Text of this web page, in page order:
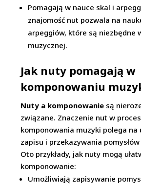
Pomagają w nauce skal i
znajomość nut pozwala na
arpeggiów, które są niezbędne
muzycznej.
Jak nuty pomagają w
komponowaniu
Nuty a komponowanie są
związane. Znaczenie nut w
komponowania muzyki polega na
zapisu i przekazywania
Oto przykłady, jak nuty mogą
komponowanie:
Umożliwiają zapisywanie